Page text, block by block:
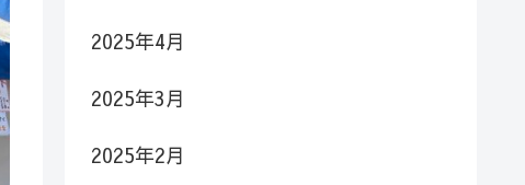
2025年4月
2025年3月
2025年2月